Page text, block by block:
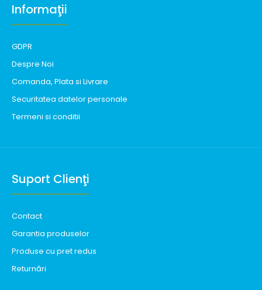
Informaţii
GDPR
Despre Noi
Comanda, Plata si Livrare
Securitatea datelor personale
Termeni si conditii
Suport Clienţi
Contact
Garantia produselor
Produse cu pret redus
Returnări